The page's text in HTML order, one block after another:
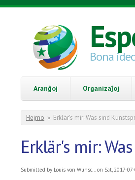
Skip to main content
Bona
Aranĝoj Organizaĵoj
You are here
Hejmo » Erklär's mir: Was sind
Erklär's mir:
Submitted by Louis von Wunsc...on Sat, 2017-